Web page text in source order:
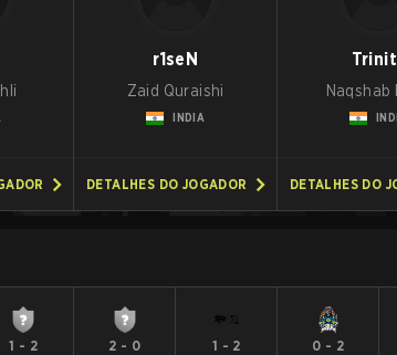
r1seN
Zaid Quraishi
INDIA
DETALHES DO JOGADOR
Naqshab
DETALHES DO
1 - 2
2 - 0
1 - 2
0 - 2